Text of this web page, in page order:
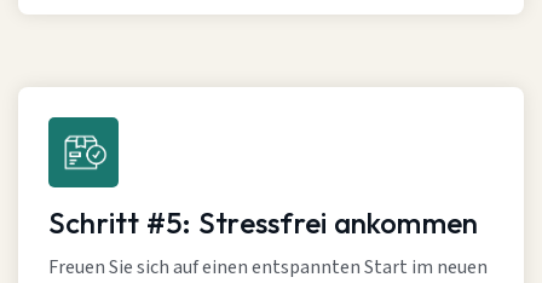
Schritt #5: Stressfrei ankommen
Freuen Sie sich auf einen entspannten Start im neuen